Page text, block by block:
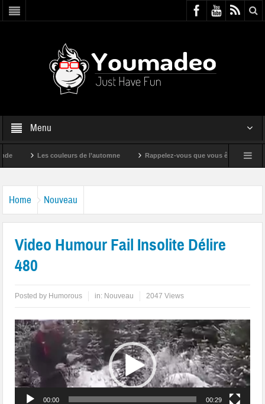
Menu
Les couleurs de l’automne Rappelez-vous que vous êtes super !
Home Nouveau
Video Humour Fail Insolite Délire
480
Posted by Humorous in: Nouveau 2047 Views
Lecteur
vidéo
00:00 00:29